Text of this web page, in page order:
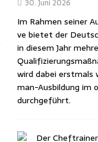
30. Juni 2026
Im Rah­men sei­ner
ve bie­tet der
in die­sem Jahr
wird dabei
man-Aus­bil­dung im
durchgeführt.